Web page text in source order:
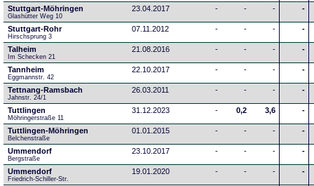
Stuttgart-Möhringen
Glashütter Weg 10
23.04.2017 - - - -
Stuttgart-Rohr
Hirschsprung 3
07.11.2012 - - - -
Talheim
Im Schecken 21
21.08.2016 - - - -
Tannheim
Eggmannstr. 42
22.10.2017 - - - -
Tettnang-Ramsbach
Jahnstr. 24/1
26.03.2011 - - - -
Tuttlingen
Möhringerstraße 11
31.12.2023 - 0,2 3,6 -
Tuttlingen-Möhringen
Belchenstraße
01.01.2015 - - - -
Ummendorf
Bergstraße
23.10.2017 - - - -
Ummendorf
Friedrich-Schiller-Str.
19.01.2020 - - - -